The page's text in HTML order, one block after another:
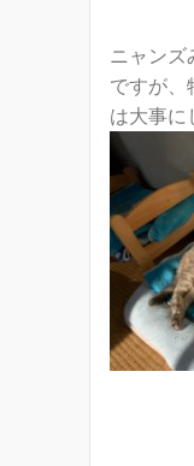
ニャンズ
ですが、
は大事に